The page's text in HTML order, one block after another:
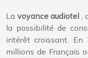
La voyance audiotel ,
la possibilité de
intérêt croissant.
millions de Français